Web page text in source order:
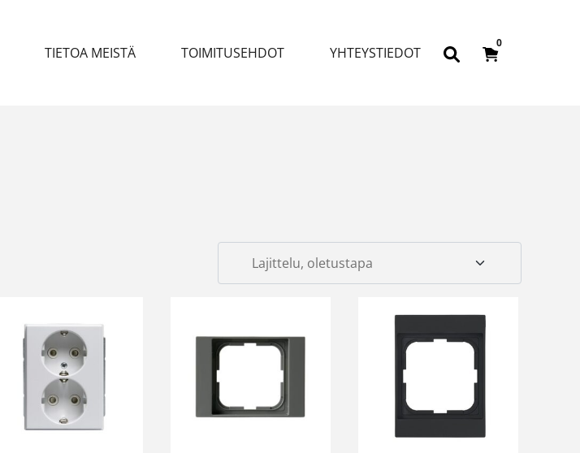
TIETOA MEISTÄ TOIMITUSEHDOT YHTEYSTIEDOT
0